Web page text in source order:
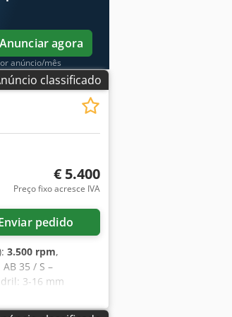
Anunciar agora
anúncio/mês
classificado
€ 5.400
Preço fixo acresce IVA
pedido
3.500 rpm,
35 / S –
3-16 mm
roscas Unidade
todo o prazer